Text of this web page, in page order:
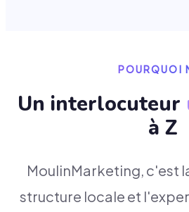
POURQUOI
Un interlocuteur
à Z
MoulinMarketing, c'est
structure locale et